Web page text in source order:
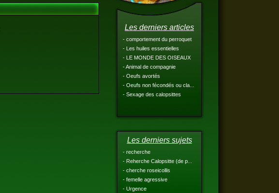
Les derniers articles
- comportement du perroquet
- Les huiles essentielles
- LE MONDE DES OISEAUX
- Animal de compagnie
- Oeufs avortés
- Oeufs non fécondés ou cla...
- Sexage des calopsittes
Les derniers sujets
- recherche
- Reherche Calopsitte (de p...
- cherche roseicollis
- femelle agressive
- Urgence